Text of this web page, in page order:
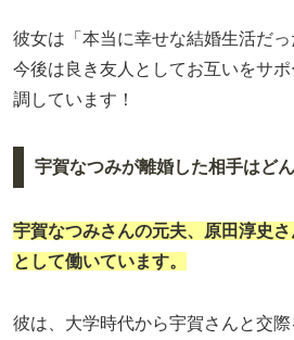
彼女は「本当に幸せな結婚生活だっ
今後は良き友人としてお互いをサ
調しています！
宇賀なつみが離婚した相手はど
宇賀なつみさんの元夫、 原田淳史
として働いています。
彼は、大学時代から宇賀さんと交